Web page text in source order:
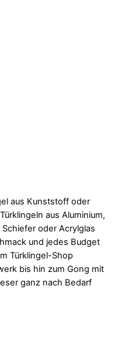
aus Kunststoff oder
aus Aluminium,
oder Acrylglas
und jedes Budget
Türklingel-Shop
bis hin zum Gong mit
ganz nach Bedarf